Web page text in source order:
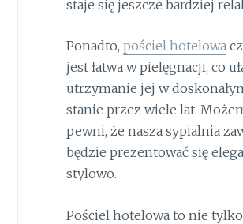
staje się jeszcze bardziej
Ponadto, pościel hotelowa
jest łatwa w pielęgnacji, co
utrzymanie jej w
stanie przez wiele lat.
pewni, że nasza sypialnia
będzie prezentować się
stylowo.
Pościel hotelowa to nie tylko